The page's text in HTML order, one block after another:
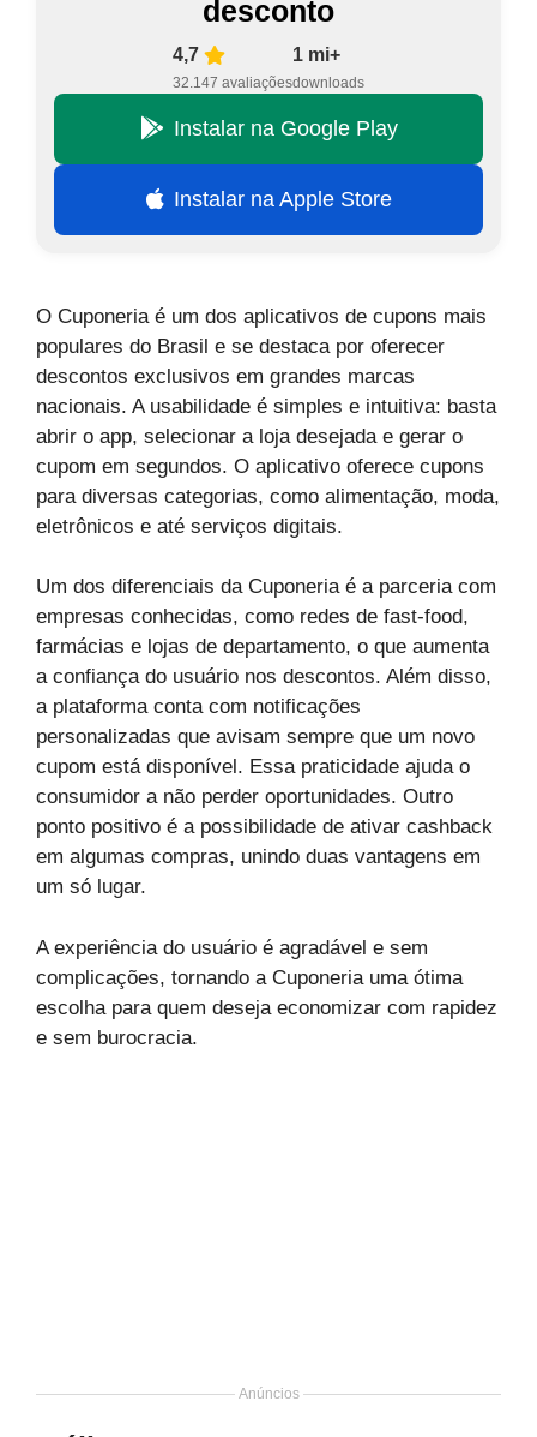
desconto
4,7
32.147 avaliações
1 mi+
downloads
Instalar na Google Play
Instalar na Apple Store
O Cuponeria é um dos aplicativos de cupons mais
populares do Brasil e se destaca por oferecer
descontos exclusivos em grandes marcas
nacionais. A usabilidade é simples e intuitiva: basta
abrir o app, selecionar a loja desejada e gerar o
cupom em segundos. O aplicativo oferece cupons
para diversas categorias, como alimentação, moda,
eletrônicos e até serviços digitais.
Um dos diferenciais da Cuponeria é a parceria com
empresas conhecidas, como redes de fast-food,
farmácias e lojas de departamento, o que aumenta
a confiança do usuário nos descontos. Além disso,
a plataforma conta com notificações
personalizadas que avisam sempre que um novo
cupom está disponível. Essa praticidade ajuda o
consumidor a não perder oportunidades. Outro
ponto positivo é a possibilidade de ativar cashback
em algumas compras, unindo duas vantagens em
um só lugar.
A experiência do usuário é agradável e sem
complicações, tornando a Cuponeria uma ótima
escolha para quem deseja economizar com rapidez
e sem burocracia.
Anúncios